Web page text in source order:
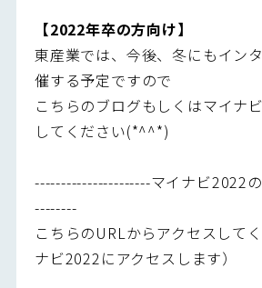
【2022年卒の方向け】
東産業では、今後、冬にもイン
催する予定ですので
こちらのブログもしくはマイナ
してください(*^^*)
----------------------マイナビ2022
--------
こちらのURLからアクセスして
ナビ2022にアクセスします）